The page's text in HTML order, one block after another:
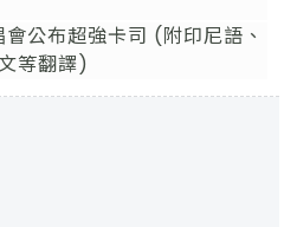
公布超強卡司 (附印尼語、
等翻譯)